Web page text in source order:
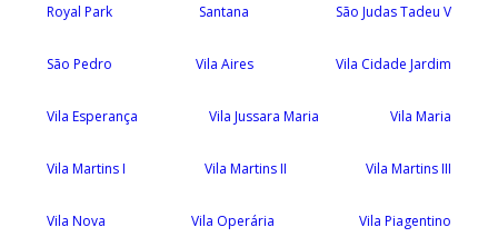
Royal Park Santana São Judas Tadeu V
São Pedro Vila Aires Vila Cidade Jardim
Vila Esperança Vila Jussara Maria Vila Maria
Vila Martins I Vila Martins II Vila Martins III
Vila Nova Vila Operária Vila Piagentino